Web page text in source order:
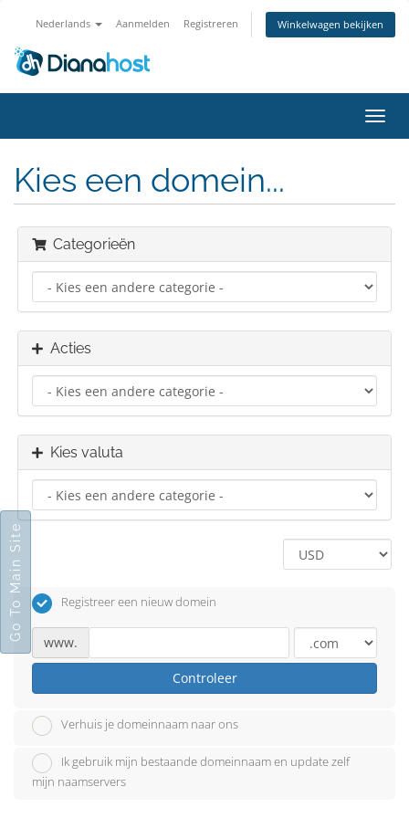
Nederlands Aanmelden Registreren Winkelwagen bekijken
in-/
Kies een domein...
Categorieën
Acties
Kies valuta
Registreer een nieuw domein
www.
Controleer
Verhuis je domeinnaam naar ons
Ik gebruik mijn bestaande domeinnaam en update zelf
mijn naamservers
Go To Main Site